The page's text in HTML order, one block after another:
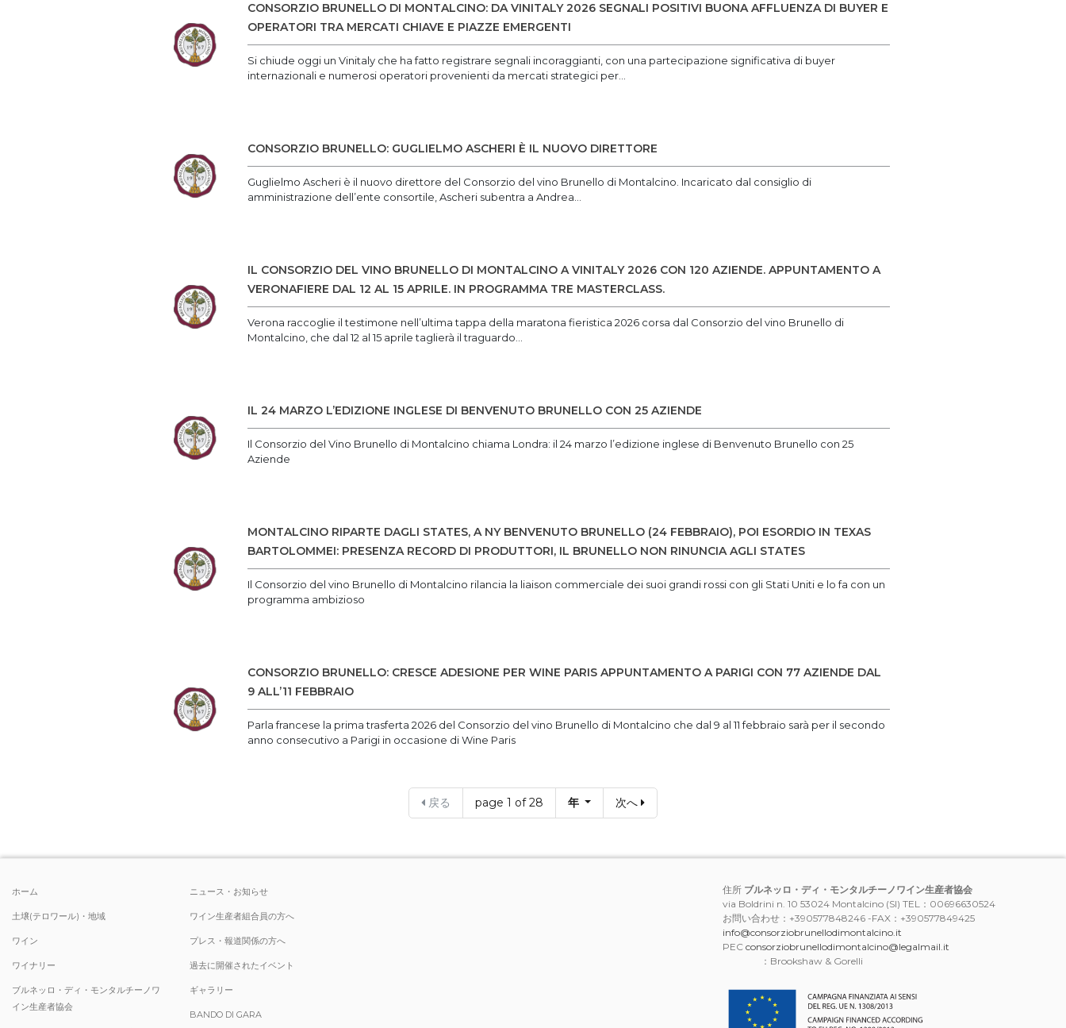
CONSORZIO BRUNELLO DI MONTALCINO: DA VINITALY 2026 SEGNALI POSITIVI BUONA AFFLUENZA DI BUYER E
OPERATORI TRA MERCATI CHIAVE E PIAZZE EMERGENTI
Si chiude oggi un Vinitaly che ha fatto registrare segnali incoraggianti, con una partecipazione significativa di buyer
internazionali e numerosi operatori provenienti da mercati strategici per...
CONSORZIO BRUNELLO: GUGLIELMO ASCHERI È IL NUOVO DIRETTORE
Guglielmo Ascheri è il nuovo direttore del Consorzio del vino Brunello di Montalcino. Incaricato dal consiglio di
amministrazione dell’ente consortile, Ascheri subentra a Andrea...
IL CONSORZIO DEL VINO BRUNELLO DI MONTALCINO A VINITALY 2026 CON 120 AZIENDE. APPUNTAMENTO A
VERONAFIERE DAL 12 AL 15 APRILE. IN PROGRAMMA TRE MASTERCLASS.
Verona raccoglie il testimone nell’ultima tappa della maratona fieristica 2026 corsa dal Consorzio del vino Brunello di
Montalcino, che dal 12 al 15 aprile taglierà il traguardo...
IL 24 MARZO L’EDIZIONE INGLESE DI BENVENUTO BRUNELLO CON 25 AZIENDE
Il Consorzio del Vino Brunello di Montalcino chiama Londra: il 24 marzo l’edizione inglese di Benvenuto Brunello con 25
Aziende
MONTALCINO RIPARTE DAGLI STATES, A NY BENVENUTO BRUNELLO (24 FEBBRAIO), POI ESORDIO IN TEXAS
BARTOLOMMEI: PRESENZA RECORD DI PRODUTTORI, IL BRUNELLO NON RINUNCIA AGLI STATES
Il Consorzio del vino Brunello di Montalcino rilancia la liaison commerciale dei suoi grandi rossi con gli Stati Uniti e lo fa con un
programma ambizioso
CONSORZIO BRUNELLO: CRESCE ADESIONE PER WINE PARIS APPUNTAMENTO A PARIGI CON 77 AZIENDE DAL
9 ALL’11 FEBBRAIO
Parla francese la prima trasferta 2026 del Consorzio del vino Brunello di Montalcino che dal 9 al 11 febbraio sarà per il secondo
anno consecutivo a Parigi in occasione di Wine Paris
戻る page 1 of 28 年 次へ
ホーム
土壌(テロワール)・地域
ワイン
ワイナリー
ブルネッロ・ディ・モンタルチーノワ
イン生産者協会
ニュース・お知らせ
ワイン生産者組合員の方へ
プレス・報道関係の方へ
過去に開催されたイベント
ギャラリー
BANDO DI GARA
住所 ブルネッロ・ディ・モンタルチーノワイン生産者協会
via Boldrini n. 10 53024 Montalcino (SI) TEL：00696630524
お問い合わせ：+390577848246 -FAX：+390577849425
info@consorziobrunellodimontalcino.it
PEC consorziobrunellodimontalcino@legalmail.it
：Brookshaw & Gorelli